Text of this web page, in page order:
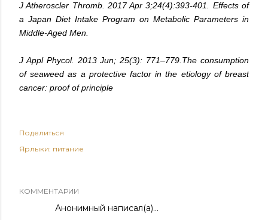
J Atheroscler Thromb. 2017 Apr 3;24(4):393-401. Effects of
a Japan Diet Intake Program on Metabolic Parameters in
Middle-Aged Men.
J Appl Phycol. 2013 Jun; 25(3): 771–779.The consumption
of seaweed as a protective factor in the etiology of breast
cancer: proof of principle
Поделиться
Ярлыки: питание
КОММЕНТАРИИ
Анонимный написал(а)…